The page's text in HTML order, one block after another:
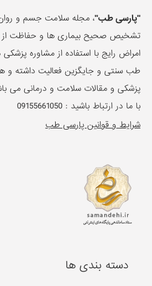
"پارسی طب"، مجله سلامت جسم و
تشخیص صحیح بیماری ها و حفاظت از
امراض رایج با استفاده از مشاوره پزشکی
طب سنتی و جایگزین فعالیت داشته و
پزشکی و مقالات سلامت و درمانی می
با ما در ارتباط باشید :09155661050
شرایط و قوانین پارسی طب
دسته بندی ها